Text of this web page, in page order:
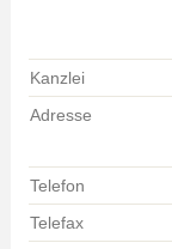
Kanzlei
Adresse
Telefon
Telefax